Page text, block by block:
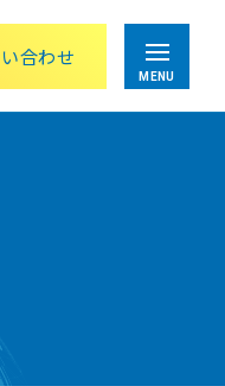
MENU
い合わせ